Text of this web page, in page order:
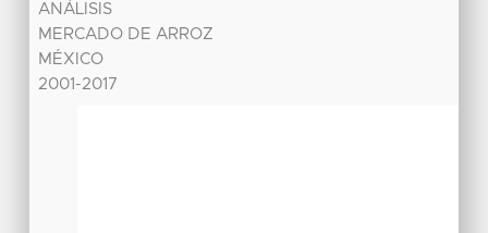
ANÁLISIS
MERCADO DE ARROZ
MÉXICO
2001-2017